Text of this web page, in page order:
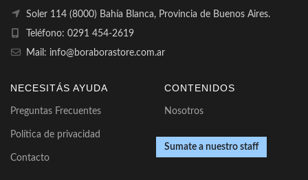
Soler 114 (8000) Bahía Blanca, Provincia de Buenos Aires.
Teléfono: 0291 454-2619
Mail: info@boraborastore.com.ar
NECESITÁS AYUDA
Preguntas Frecuentes
Política de privacidad
Contacto
CONTENIDOS
Nosotros
Sumate a nuestro staff